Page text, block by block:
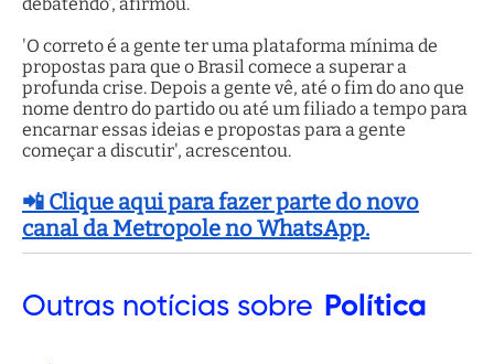
'O correto é a gente ter uma plataforma mínima de
propostas para que o Brasil comece a superar a
profunda crise. Depois a gente vê, até o fim do ano que
nome dentro do partido ou até um filiado a tempo para
encarnar essas ideias e propostas para a gente
começar a discutir', acrescentou.
📲 Clique aqui para fazer parte do novo
canal da Metropole no WhatsApp.
Outras notícias sobre Política